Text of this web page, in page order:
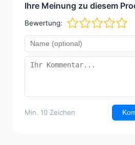
Ihre Meinung zu diesem
Bewertung:
Min. 10 Zeichen